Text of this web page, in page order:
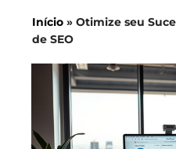
Início » Otimize seu
de SEO